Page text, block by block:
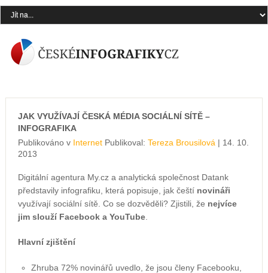
JAK VYUŽÍVAJÍ ČESKÁ MÉDIA SOCIÁLNÍ SÍTĚ –
INFOGRAFIKA
Publikováno v InternetPublikoval: Tereza Brousilová | 14. 10.
2013
Digitální agentura My.cz a analytická společnost Datank
představily infografiku, která popisuje, jak čeští novináři
využívají sociální sítě. Co se dozvěděli? Zjistili, že nejvíce
jim slouží Facebook a YouTube.
Hlavní zjištění
Zhruba 72% novinářů uvedlo, že jsou členy Facebooku,